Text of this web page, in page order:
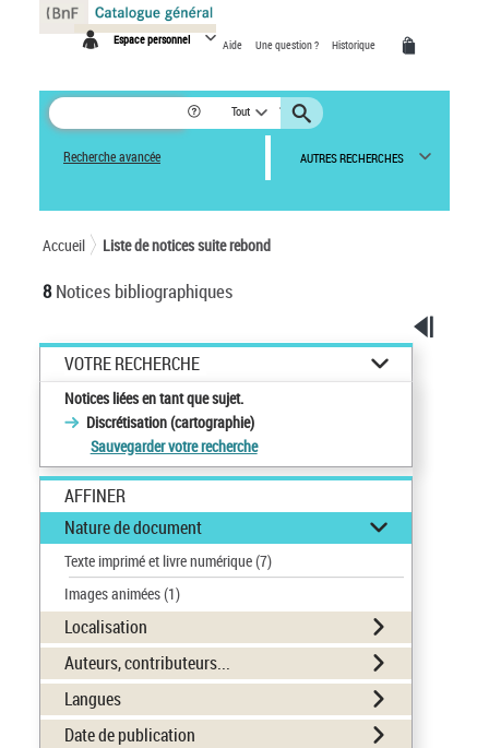
Espace personnel Aide Une question ? Historique
Tout
Recherche avancée AUTRES RECHERCHES
Accueil Liste de notices suite rebond
8Notices bibliographiques
VOTRE RECHERCHE
Notices liées en tant que sujet.
Discrétisation (cartographie)
Sauvegarder votre recherche
AFFINER
Nature de document
Texte imprimé et livre numérique(7)
Images animées(1)
Localisation
Auteurs, contributeurs...
Langues
Date de publication
Panneau de gestion des cookies